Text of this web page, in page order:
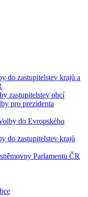
do zastupitelstev krajů a
zastupitelstev obcí
pro prezidenta
do Evropského
do zastupitelstev krajů
Parlamentu ČR